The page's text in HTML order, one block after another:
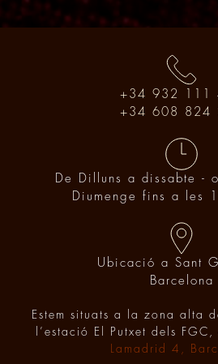
+34 932 111
+34 608 824
De Dilluns a dissabte -
Diumenge fins a les
Ubicació a Sant
Barcelona
Estem situats a la zona alta
l’estació El Putxet dels FGC,
Lamadrid 4,